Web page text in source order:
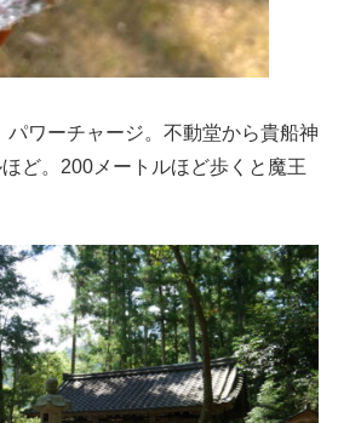
パワーチャージ。不動堂から貴船神
ど。200メートルほど歩くと魔王